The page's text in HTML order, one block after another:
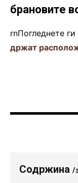
брановите
rnПогледнете
држат
Содржина /